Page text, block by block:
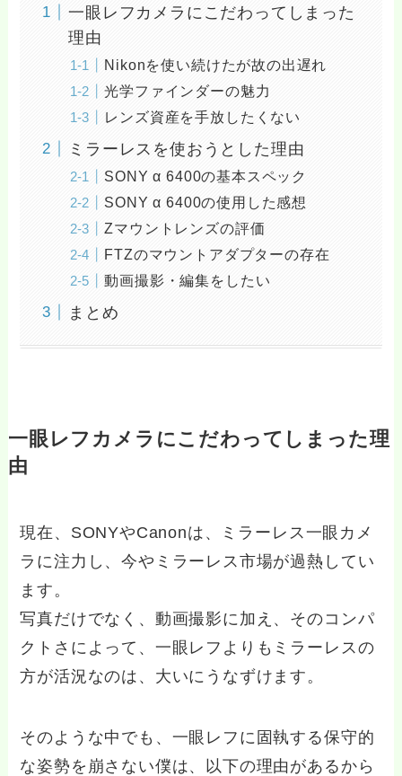
一眼レフカメラにこだわってしまった
理由
Nikonを使い続けたが故の出遅れ
光学ファインダーの魅力
レンズ資産を手放したくない
ミラーレスを使おうとした理由
SONY α 6400の基本スペック
SONY α 6400の使用した感想
Zマウントレンズの評価
FTZのマウントアダプターの存在
動画撮影・編集をしたい
まとめ
一眼レフカメラにこだわってしまった理
由
現在、SONYやCanonは、ミラーレス一眼カメ
ラに注力し、今やミラーレス市場が過熱してい
ます。
写真だけでなく、動画撮影に加え、そのコンパ
クトさによって、一眼レフよりもミラーレスの
方が活況なのは、大いにうなずけます。
そのような中でも、一眼レフに固執する保守的
な姿勢を崩さない僕は、以下の理由があるから